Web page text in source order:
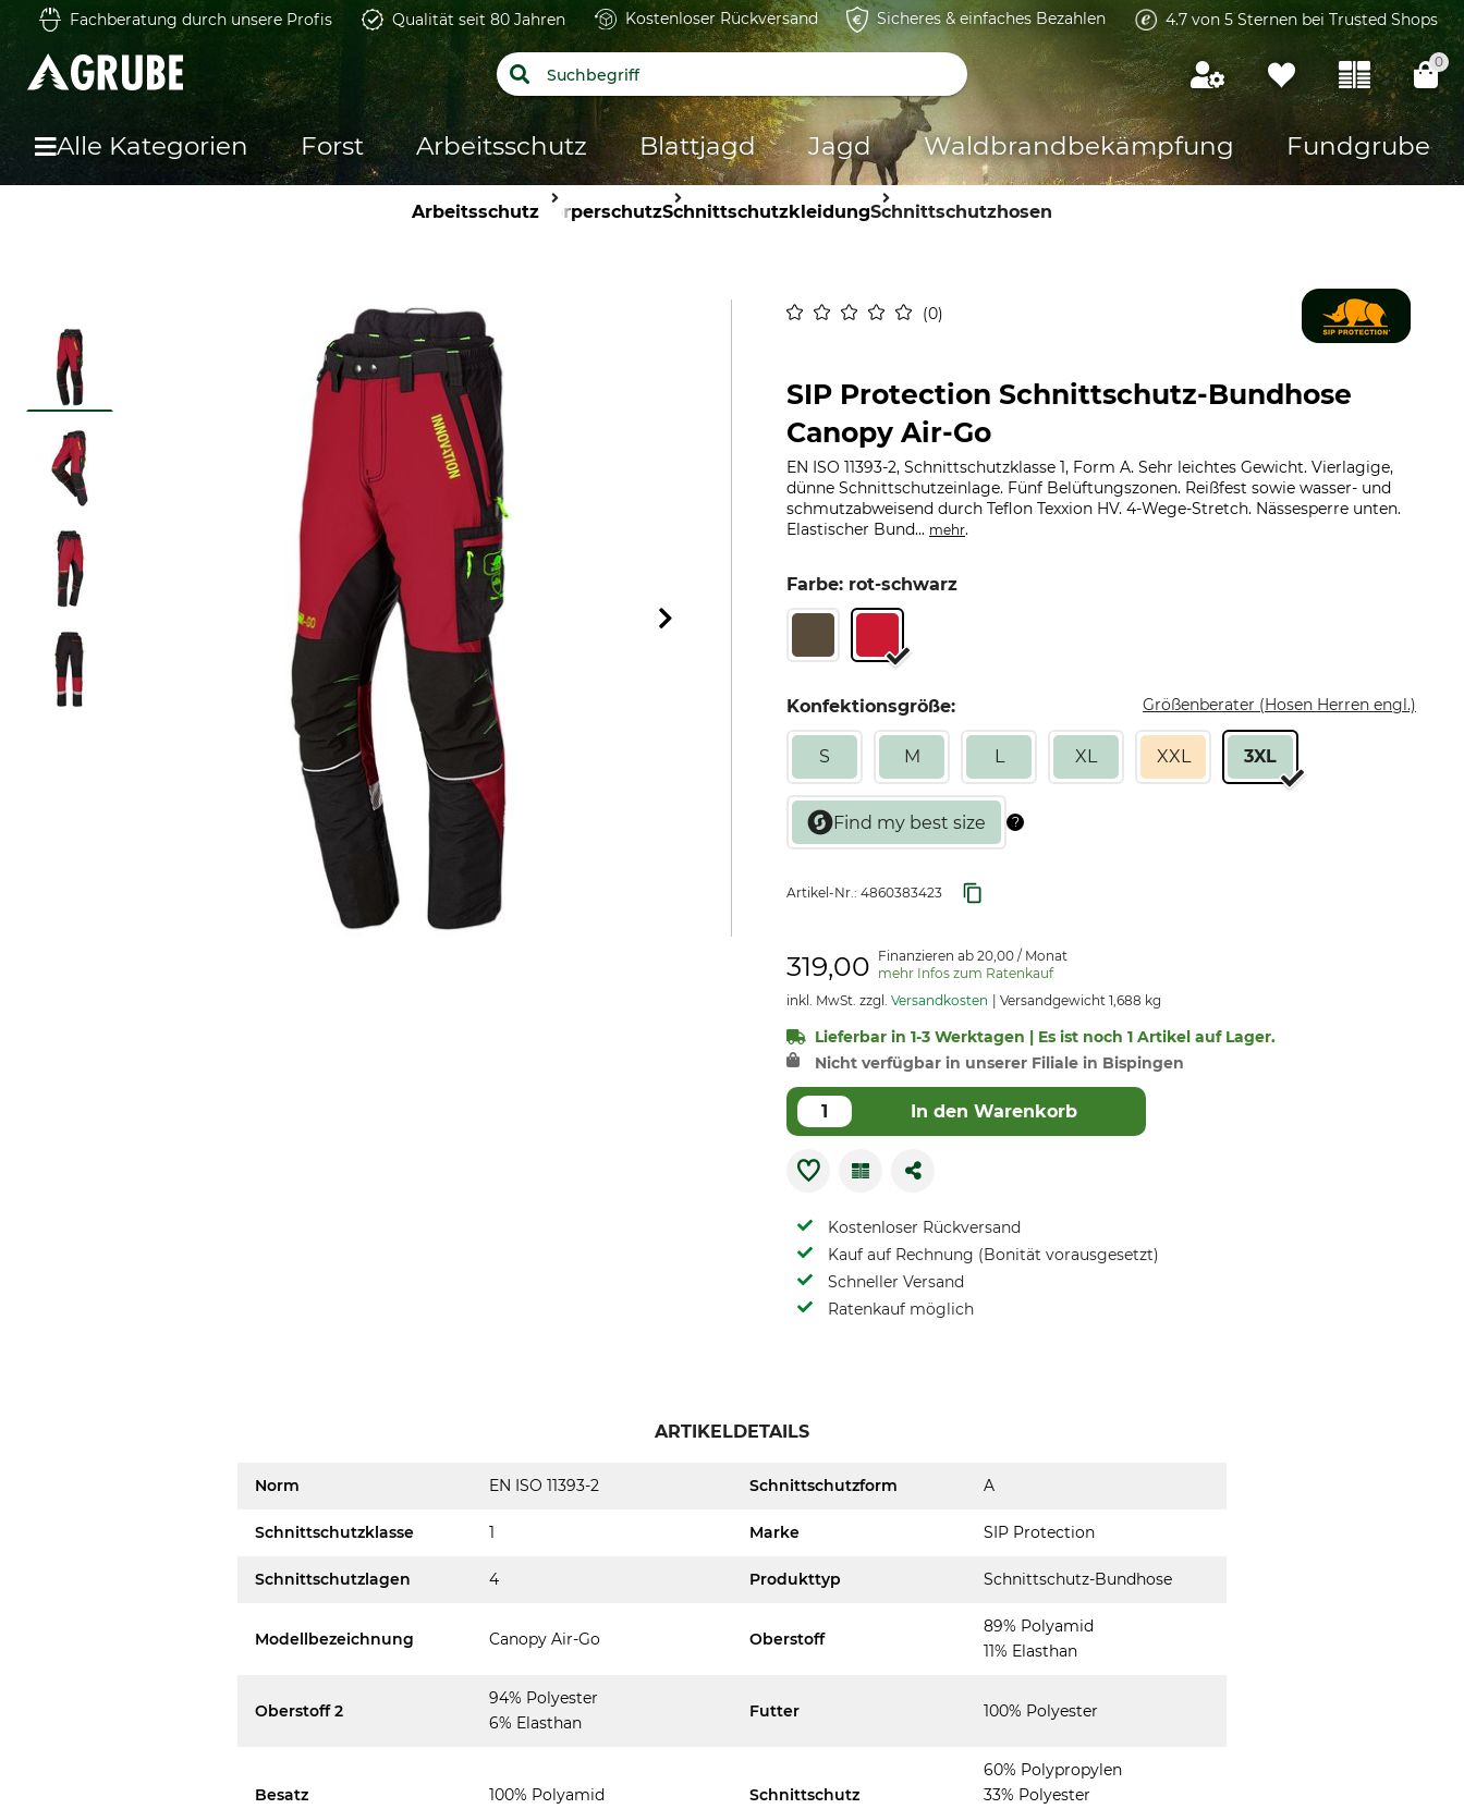
Fachberatung durch unsere Profis Qualität seit 80 Jahren Kostenloser Rückversand Sicheres & einfaches Bezahlen 4.7 von 5 Sternen bei Trusted Shops
0
Alle Kategorien Forst Arbeitsschutz Blattjagd Jagd Waldbrandbekämpfung Fundgrube
Arbeitsschutz KörperschutzSchnittschutzkleidungSchnittschutzhosen
0
SIP Protection Schnittschutz-Bundhose
Canopy Air-Go
EN ISO 11393-2, Schnittschutzklasse 1, Form A. Sehr leichtes Gewicht. Vierlagige,
dünne Schnittschutzeinlage. Fünf Belüftungszonen. Reißfest sowie wasser- und
schmutzabweisend durch Teflon Texxion HV. 4-Wege-Stretch. Nässesperre unten.
Elastischer Bund... mehr.
Farbe: rot-schwarz
Konfektionsgröße: Größenberater (Hosen Herren engl.)
S M L XL XXL 3XL
Artikel-Nr.: 4860383423
319,00 Finanzieren ab 20,00 / Monat
mehr Infos zum Ratenkauf
inkl. MwSt. zzgl. Versandkosten Versandgewicht 1,688 kg
Lieferbar in 1-3 Werktagen | Es ist noch 1 Artikel auf Lager.
Nicht verfügbar in unserer Filiale in Bispingen
In den Warenkorb
Kostenloser Rückversand
Kauf auf Rechnung (Bonität vorausgesetzt)
Schneller Versand
Ratenkauf möglich
ARTIKELDETAILS
Norm EN ISO 11393-2 Schnittschutzform A
Schnittschutzklasse 1 Marke SIP Protection
Schnittschutzlagen 4 Produkttyp Schnittschutz-Bundhose
Modellbezeichnung Canopy Air-Go Oberstoff
89% Polyamid
11% Elasthan
Oberstoff 2
94% Polyester
6% Elasthan
Futter 100% Polyester
Besatz 100% Polyamid Schnittschutz
60% Polypropylen
33% Polyester